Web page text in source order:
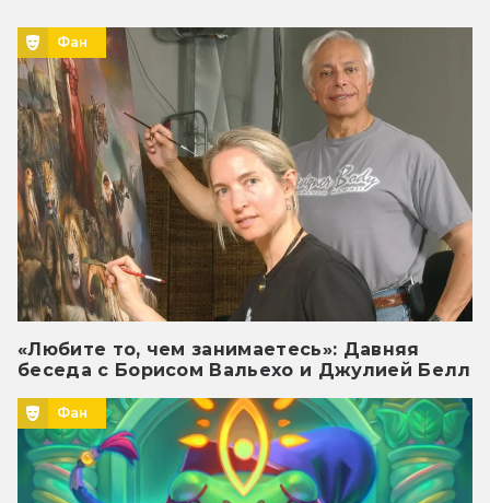
Фан
«Любите то, чем занимаетесь»: Давняя
беседа с Борисом Вальехо и Джулией Белл
Фан